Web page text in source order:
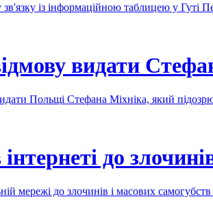
із інформаційною таблицею у Гуті
видати
Польщі Стефана Міхніка, який
до
мережі до злочинів і масових самогубств